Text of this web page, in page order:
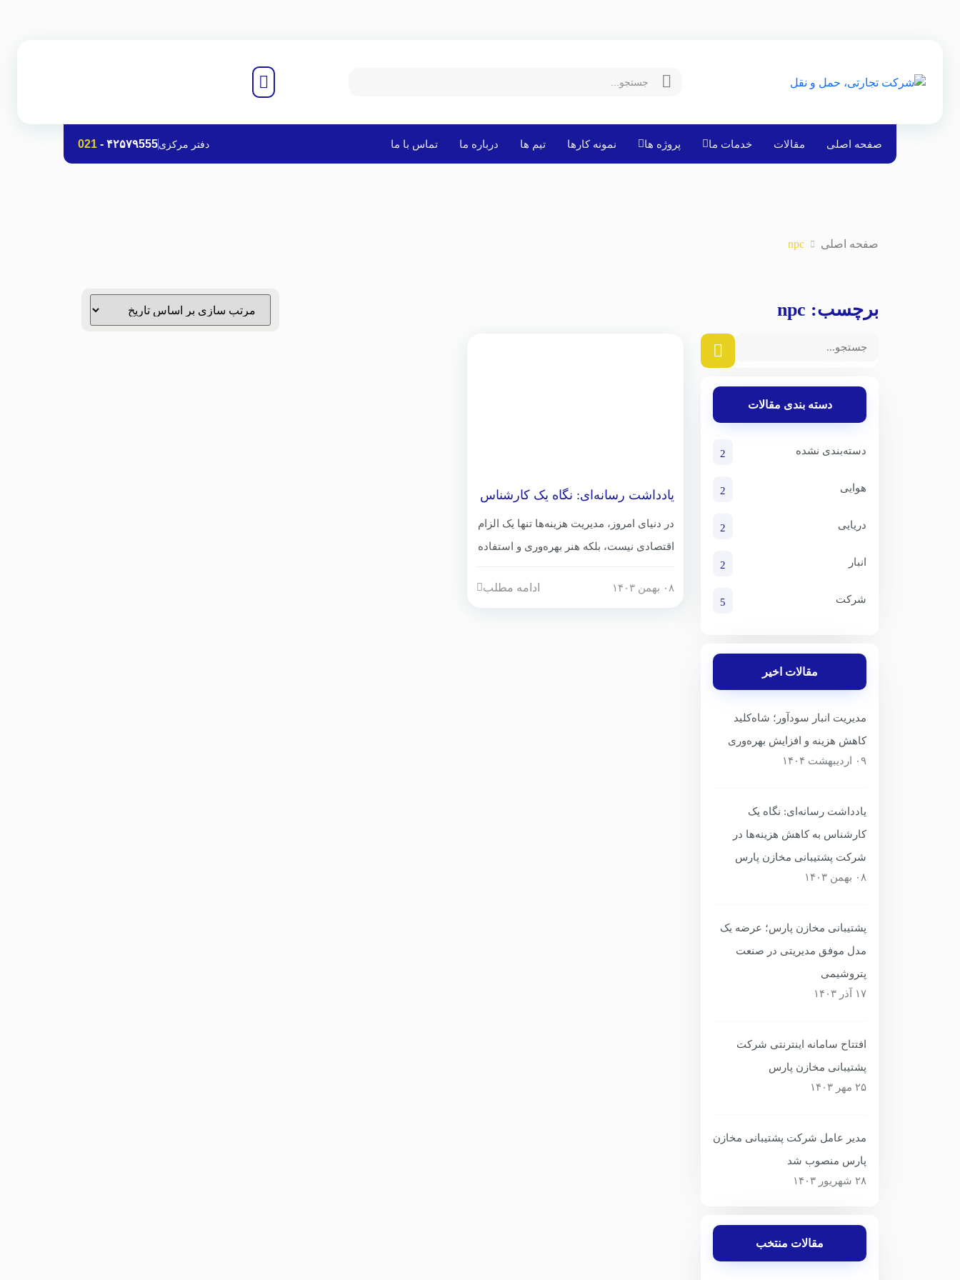
صفحه اصلی مقالات خدمات ما پروژه ها نمونه کارها تیم ها درباره ما تماس با ما دفتر مرکزی۴۲۵۷۹555 -
021
صفحه اصلی npc
برچسب: npc
دسته بندی مقالات
دسته‌بندی نشده 2
هوایی 2
دریایی 2
انبار 2
شرکت 5
مقالات اخیر
مدیریت انبار سودآور؛ شاه‌کلید
کاهش هزینه و افزایش بهره‌وری
۰۹ اردیبهشت ۱۴۰۴
یادداشت رسانه‌ای: نگاه یک
کارشناس به کاهش هزینه‌ها در
شرکت پشتیبانی مخازن پارس
۰۸ بهمن ۱۴۰۳
پشتیبانی مخازن پارس؛ عرضه یک
مدل موفق مدیریتی در صنعت
پتروشیمی
۱۷ آذر ۱۴۰۳
افتتاح سامانه اینترنتی شرکت
پشتیبانی مخازن پارس
۲۵ مهر ۱۴۰۳
مدیر عامل شرکت پشتیبانی مخازن
پارس منصوب شد
۲۸ شهریور ۱۴۰۳
مقالات منتخب
یادداشت رسانه‌ای: نگاه یک کارشناس
مخازن پارس
در دنیای امروز، مدیریت هزینه‌ها تنها یک الزام
اقتصادی نیست، بلکه هنر بهره‌وری و استفاده
کارشناس عملیات صنعتی، شاهد موفقیت
۰۸ بهمن ۱۴۰۳ ادامه مطلب